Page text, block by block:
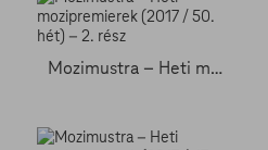
Mozimustra – Heti mozipremierek (2017 / 50. hét) – 2. rész